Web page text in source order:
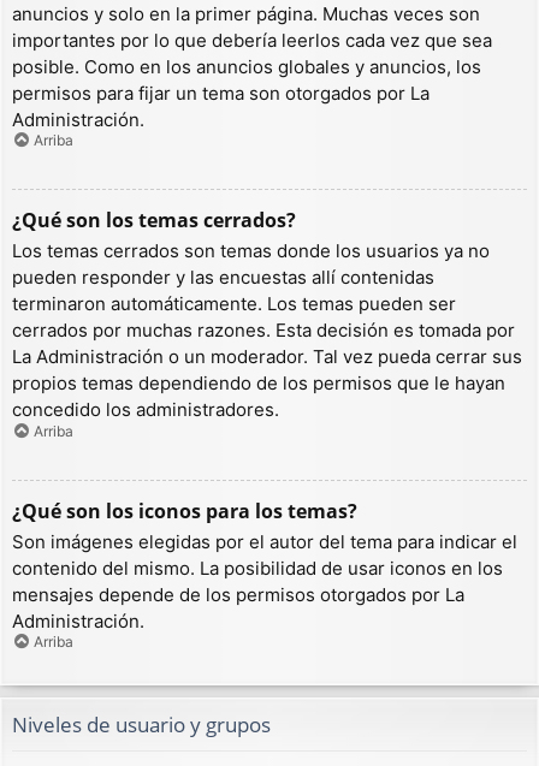
anuncios y solo en la primer página. Muchas veces son
importantes por lo que debería leerlos cada vez que sea
posible. Como en los anuncios globales y anuncios, los
permisos para fijar un tema son otorgados por La
Administración.
Arriba
¿Qué son los temas cerrados?
Los temas cerrados son temas donde los usuarios ya no
pueden responder y las encuestas allí contenidas
terminaron automáticamente. Los temas pueden ser
cerrados por muchas razones. Esta decisión es tomada por
La Administración o un moderador. Tal vez pueda cerrar sus
propios temas dependiendo de los permisos que le hayan
concedido los administradores.
Arriba
¿Qué son los iconos para los temas?
Son imágenes elegidas por el autor del tema para indicar el
contenido del mismo. La posibilidad de usar iconos en los
mensajes depende de los permisos otorgados por La
Administración.
Arriba
Niveles de usuario y grupos